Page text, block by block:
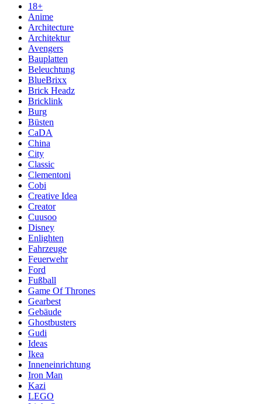
18+
Anime
Architecture
Architektur
Avengers
Bauplatten
Beleuchtung
BlueBrixx
Brick Headz
Bricklink
Burg
Büsten
CaDA
China
City
Classic
Clementoni
Cobi
Creative Idea
Creator
Cuusoo
Disney
Enlighten
Fahrzeuge
Feuerwehr
Ford
Fußball
Game Of Thrones
Gearbest
Gebäude
Ghostbusters
Gudi
Ideas
Ikea
Inneneinrichtung
Iron Man
Kazi
LEGO